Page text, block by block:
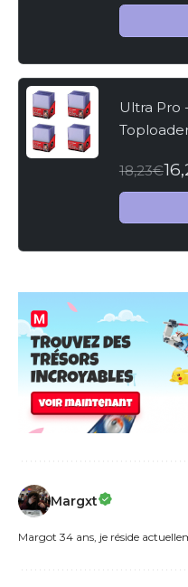
Pokemon
Ultra Pro
à
Magic -
18,23€
Margxt
Margot 34 ans, je réside